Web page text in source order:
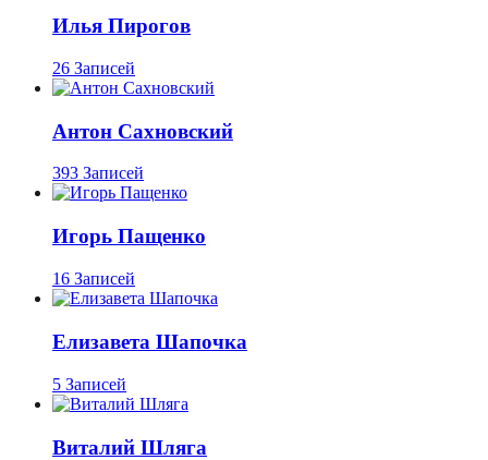
Илья Пирогов
26 Записей
Антон Сахновский
393 Записей
Игорь Пащенко
16 Записей
Елизавета Шапочка
5 Записей
Виталий Шляга